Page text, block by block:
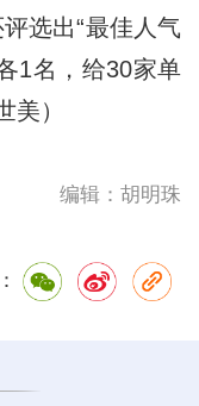
选出“最佳人气
1名，给30家单
美）
编辑：胡明珠